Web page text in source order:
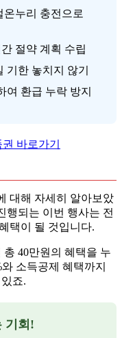
온누리 충전으로
절약 계획 수립
기한 놓치지 않기
여 환급 누락 방지
바로가기
대해 자세히 알아보았
행되는 이번 행사는 전
택이 될 것입니다.
40만원의 혜택을 누
소득공제 혜택까지
죠.
기회!